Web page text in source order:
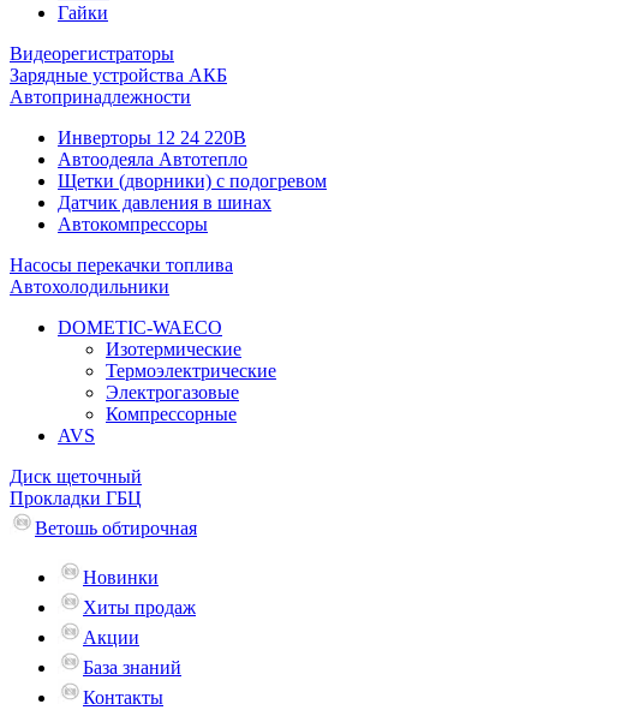
Гайки
Видеорегистраторы
Зарядные устройства АКБ
Автопринадлежности
Инверторы 12 24 220В
Автоодеяла Автотепло
Щетки (дворники) с подогревом
Датчик давления в шинах
Автокомпрессоры
Насосы перекачки топлива
Автохолодильники
DOMETIC-WAECO
Изотермические
Термоэлектрические
Электрогазовые
Компрессорные
AVS
Диск щеточный
Прокладки ГБЦ
Ветошь обтирочная
Новинки
Хиты продаж
Акции
База знаний
Контакты